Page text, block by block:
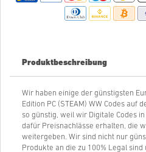
Produktbeschreibung
Wir haben einige der günstigsten
Edition PC (STEAM) WW Codes auf
so günstig, weil wir Digitale Codes
dafür Preisnachlässe erhalten, die
weitergeben. Wir sind nicht nur
Produkte an die zu 100% Legal